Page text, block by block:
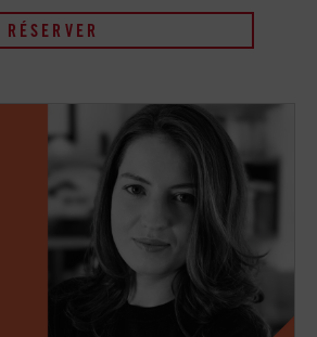
RÉSERVER